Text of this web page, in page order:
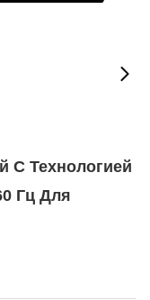
С Технологией
Гц Для